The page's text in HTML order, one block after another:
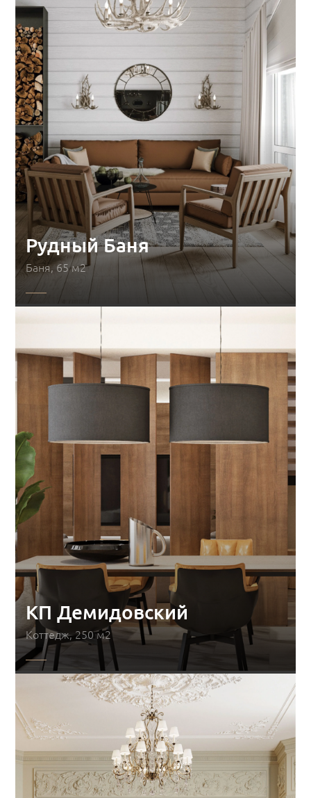
Рудный Баня
Баня, 65 м2
КП Демидовский
Коттедж, 250 м2